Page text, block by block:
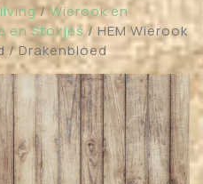
/Wierook en
en Stokjes/ HEM Wierook
/ Drakenbloed